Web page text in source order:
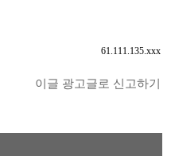
61.111.135.xxx
이글 광고글로 신고하기